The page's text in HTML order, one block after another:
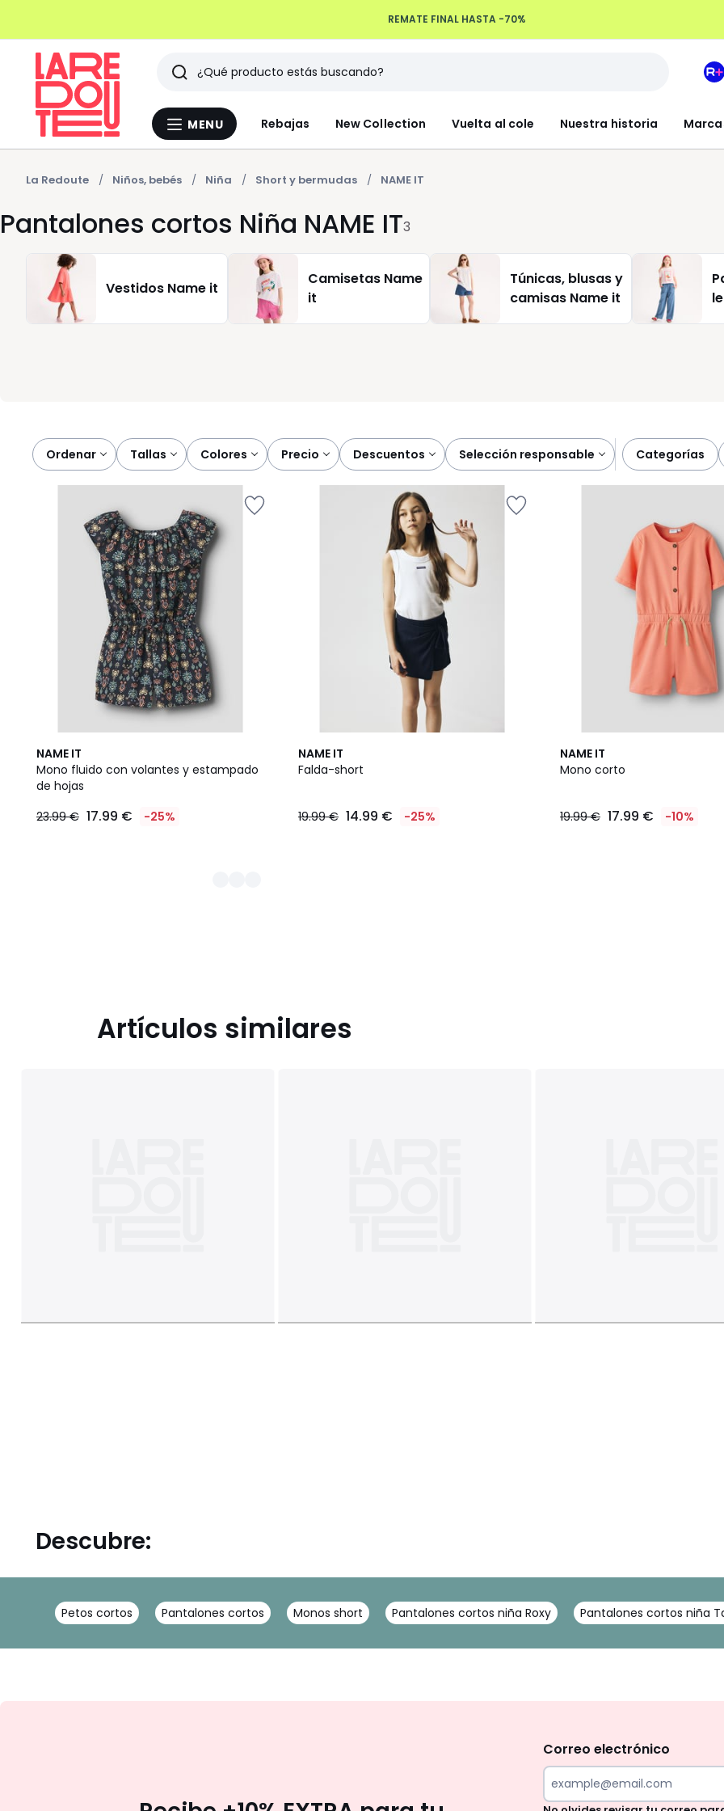
Menu
MENU Rebajas New Collection Vuelta al cole Nuestra historia
Buscar
Últimos
artículos
vistos
Mi
La Redoute Niños, bebés Niña Short y bermudas NAME IT
Pantalones cortos Niña NAME IT3
Vestidos Name it
Camisetas Name
it
Túnicas, blusas y
camisas Name it
Ordenar
tallas colores precio descuentos selección responsable categorías
NAME IT
Mono fluido con volantes y estampado
de hojas
€
23.99 € 17.99 € -25%
2
Colores
NAME IT
Falda-short
19.99 € 14.99 € -25%
NAME IT
Mono corto
19.99 € 17.99 € -10%
Artículos similares
Descubre:
Petos cortos Pantalones cortos Monos short Pantalones cortos niña Roxy Pantalones cortos niña
olvides
revisar
tu
Correo electrónico